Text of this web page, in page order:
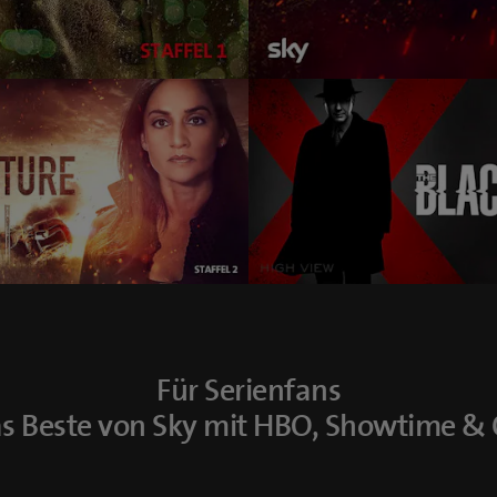
Für Serienfans
Beste von Sky mit HBO, Showtime &